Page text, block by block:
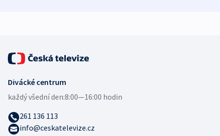
Divácké centrum
každý všední den:8:00—16:00 hodin
261 136 113
info@ceskatelevize.cz